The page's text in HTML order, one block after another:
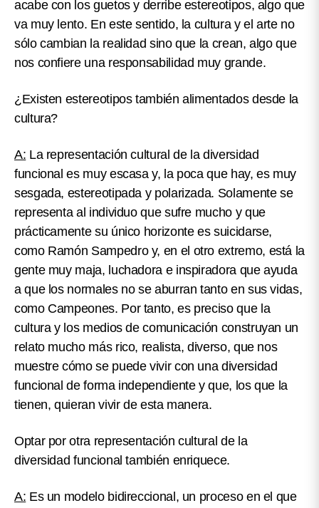
acabe con los guetos y derribe estereotipos, algo que
va muy lento. En este sentido, la cultura y el arte no
sólo cambian la realidad sino que la crean, algo que
nos confiere una responsabilidad muy grande.
¿Existen estereotipos también alimentados desde la
cultura?
A: La representación cultural de la diversidad
funcional es muy escasa y, la poca que hay, es muy
sesgada, estereotipada y polarizada. Solamente se
representa al individuo que sufre mucho y que
prácticamente su único horizonte es suicidarse,
como Ramón Sampedro y, en el otro extremo, está la
gente muy maja, luchadora e inspiradora que ayuda
a que los normales no se aburran tanto en sus vidas,
como Campeones. Por tanto, es preciso que la
cultura y los medios de comunicación construyan un
relato mucho más rico, realista, diverso, que nos
muestre cómo se puede vivir con una diversidad
funcional de forma independiente y que, los que la
tienen, quieran vivir de esta manera.
Optar por otra representación cultural de la
diversidad funcional también enriquece.
A: Es un modelo bidireccional, un proceso en el que